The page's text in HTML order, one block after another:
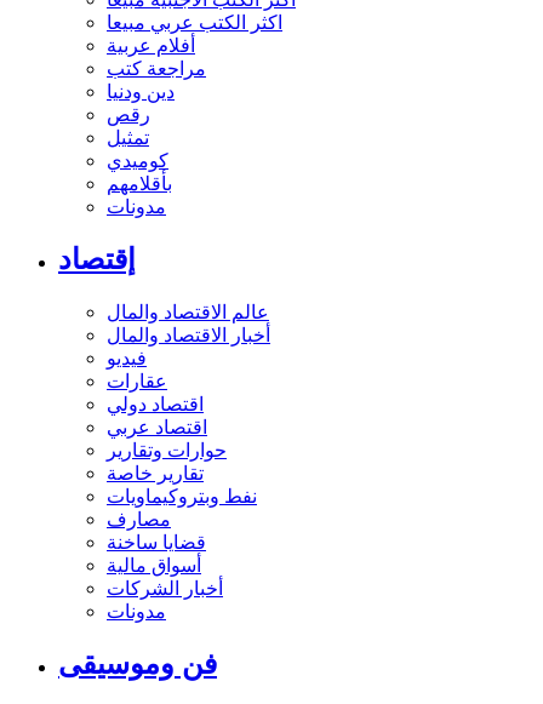
اكثر الكتب عربي مبيعا
أفلام عربية
مراجعة كتب
دين ودنيا
رقص
تمثيل
كوميدي
بأقلامهم
مدونات
إقتصاد
عالم الاقتصاد والمال
أخبار الاقتصاد والمال
فيديو
عقارات
اقتصاد دولي
اقتصاد عربي
حوارات وتقارير
تقارير خاصة
نفط وبتروكيماويات
مصارف
قضايا ساخنة
أسواق مالية
أخبار الشركات
مدونات
فن وموسيقى